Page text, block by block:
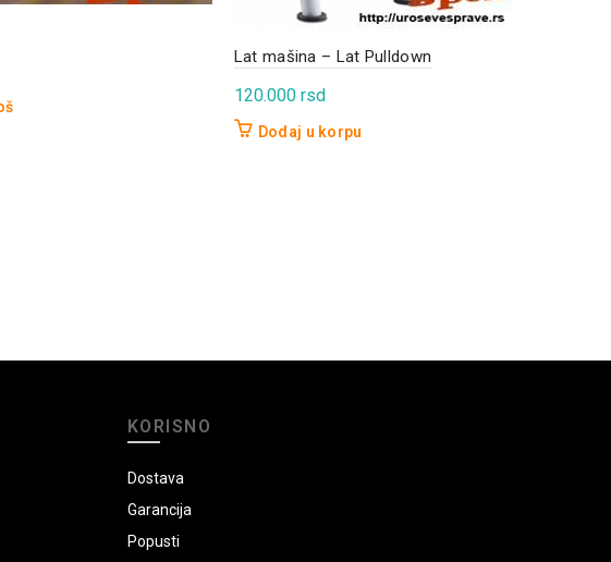
Lat mašina – Lat Pulldown
120.000 rsd
Dodaj u korpu
KORISNO
Dostava
Garancija
Popusti